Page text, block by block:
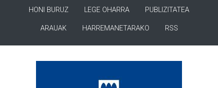
HONI BURUZ LEGE OHARRA PUBLIZITATEA
ARAUAK HARREMANETARAKO RSS